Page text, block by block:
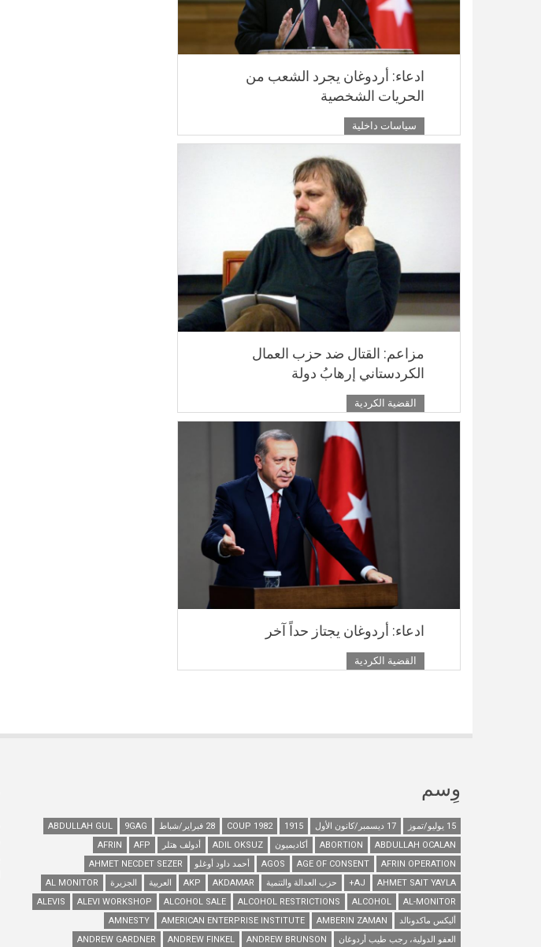
ادعاء: أردوغان يجرد الشعب من
الحريات الشخصية
سياسات داخلية
مزاعم: القتال ضد حزب العمال
الكردستاني إرهابُ دولة
القضية الكردية
ادعاء: أردوغان يجتاز حداً آخر
القضية الكردية
وِسم
15 يوليو/تموز 17 ديسمبر/كانون الأول 1915
1982 COUP 28 فبراير/شباط 9GAG
ABDULLAH GUL
ABDULLAH OCALAN
ABORTION أكاديميون ADIL OKSUZ أدولف هتلر AFP
AFRIN
AFRIN OPERATION
AGE OF CONSENT
AGOS أحمد داود أوغلو
AHMET NECDET SEZER
AHMET SAIT YAYLA
AJ+ حزب العدالة والتنمية AKDAMAR
AKP العربية الجزيرة
AL MONITOR
AL-MONITOR
ALCOHOL
ALCOHOL RESTRICTIONS
ALCOHOL SALE
ALEVI WORKSHOP
ALEVIS
أليكس ماكدونالد
AMBERIN ZAMAN
AMERICAN ENTERPRISE INSTITUTE
AMNESTY
العفو الدولية، رجب طيب أردوغان
ANDREW BRUNSON
ANDREW FINKEL
ANDREW GARDNER